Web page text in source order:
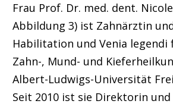
Frau Prof. Dr. med. dent.
Abbildung 3) ist Zahnärztin
Habilitation und Venia legendi
Zahn-, Mund- und
Albert-Ludwigs-Universität
Seit 2010 ist sie Direktorin und